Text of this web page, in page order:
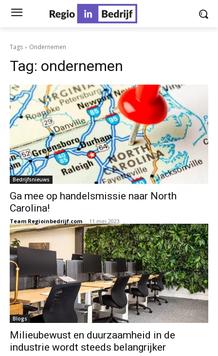
Tags Ondernemen
Tag: ondernemen
Bedrijfsnieuws
Ga mee op handelsmissie naar North
Carolina!
Team Regioinbedrijf.com - 11 mei 2023
Blogs
Milieubewust en duurzaamheid in de
industrie wordt steeds belangrijker